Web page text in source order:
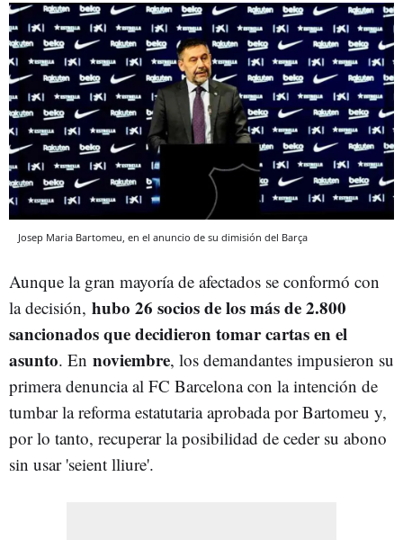
Josep Maria Bartomeu, en el anuncio de su dimisión del Barça
Aunque la gran mayoría de afectados se conformó con
la decisión, hubo 26 socios de los más de 2.800
sancionados que decidieron tomar cartas en el
asunto. En noviembre, los demandantes impusieron su
primera denuncia al FC Barcelona con la intención de
tumbar la reforma estatutaria aprobada por Bartomeu y,
por lo tanto, recuperar la posibilidad de ceder su abono
sin usar 'seient lliure'.